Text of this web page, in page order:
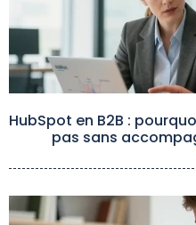
HubSpot en B2B :
pas sans